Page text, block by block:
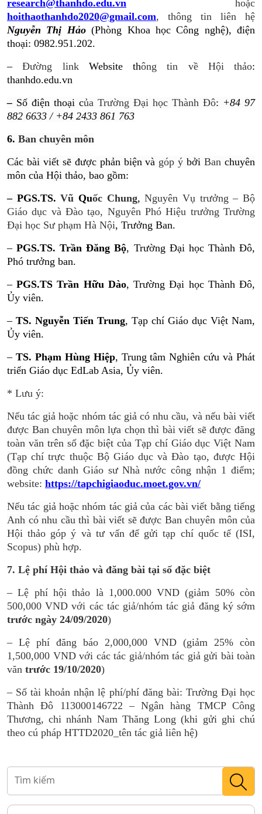
research@thanhdo.edu.vn hoặc
hoithaothanhdo2020@gmail.com, thông tin liên hệ
Nguyễn Thị Hảo(Phòng Khoa học Công nghệ), điện
thoại: 0982.951.202.
–Đường link Website thông tin về Hội thảo:
thanhdo.edu.vn
– Số điện thoại của Trường Đại học Thành Đô: +84 97
882 6633 / +84 2433 861 763
6. Ban chuyên môn
Các bài viết sẽ được phản biện và góp ý bởiBanchuyên
môn của Hội thảo, bao gồm:
– PGS.TS.Vũ Quốc Chung,Nguyên Vụ trưởng – Bộ
Giáo dục và Đào tạo, Nguyên Phó Hiệu trưởng Trường
Đại học Sư phạm Hà Nội, Trưởng Ban.
–PGS.TS. Trần Đăng Bộ, Trường Đại học Thành Đô,
Phó trưởng ban.
–PGS.TS Trần Hữu Dào, Trường Đại học Thành Đô,
Ủy viên.
– TS. Nguyễn Tiến Trung, Tạp chí Giáo dục Việt Nam,
Ủy viên.
– TS. Phạm Hùng Hiệp, Trung tâm Nghiên cứu và Phát
triển Giáo dục EdLab Asia, Ủy viên.
* Lưu ý:
Nếu tác giả hoặc nhóm tác giả có nhu cầu, và nếu bài viết
được Ban chuyên môn lựa chọn thì bài viết sẽ được đăng
toàn văn trên số đặc biệt của Tạp chí Giáo dục Việt Nam
(Tạp chí trực thuộc Bộ Giáo dục và Đào tạo, được Hội
đồng chức danh Giáo sư Nhà nước công nhận 1 điểm;
website: https://tapchigiaoduc.moet.gov.vn/
Nếu tác giả hoặc nhóm tác giả của các bài viết bằng tiếng
Anh có nhu cầu thì bài viết sẽ được Ban chuyên môn của
Hội thảo góp ý và tư vấn để gửi tạp chí quốc tế (ISI,
Scopus) phù hợp.
7. Lệ phí Hội thảo và đăng bài tại số đặc biệt
– Lệ phí hội thảo là 1,000.000 VND (giảm 50% còn
500,000 VND với các tác giả/nhóm tác giả đăng ký sớm
trước ngày 24/09/2020)
– Lệ phí đăng báo 2,000,000 VND (giảm 25% còn
1,500,000 VND với các tác giả/nhóm tác giả gửi bài toàn
văn trước 19/10/2020)
– Số tài khoản nhận lệ phí/phí đăng bài: Trường Đại học
Thành Đô 113000146722 – Ngân hàng TMCP Công
Thương, chi nhánh Nam Thăng Long (khi gửi ghi chú
theo cú pháp HTTD2020_tên tác giả liên hệ)